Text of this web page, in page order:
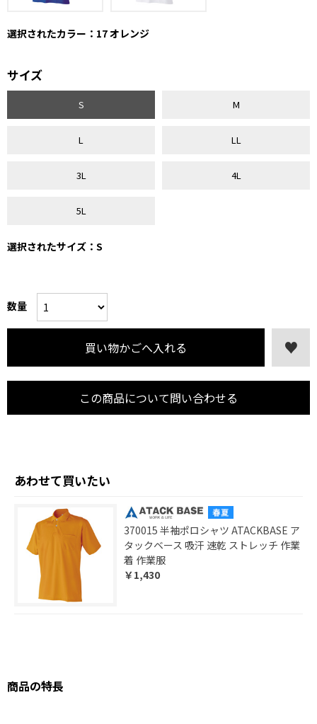
選択されたカラー：17 オレンジ
サイズ
S M
L LL
3L 4L
5L
選択されたサイズ：S
数量
あわせて買いたい
370015 半袖ポロシャツ ATACKBASE ア
タックベース 吸汗 速乾 ストレッチ 作業
着 作業服
￥1,430
この商品について問い合わせる
商品の特長